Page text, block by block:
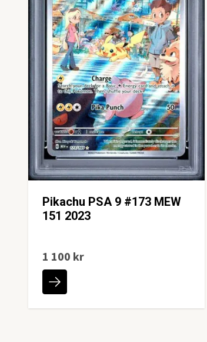
Pikachu PSA 9 #173 MEW
151 2023
1 100 kr